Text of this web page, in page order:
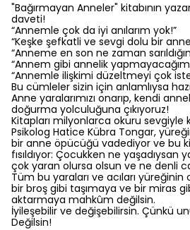
"Bağırmayan Anneler" kitabının
daveti!
“Annemle çok da iyi anılarım yok!”
“Keşke şefkatli ve sevgi dolu bir
“Anneme en son ne zaman
“Annem gibi annelik
“Annemle ilişkimi düzeltmeyi çok
Bu cümleler sizin için anlamlıysa
Anne yaralarımızı onarıp, kendi
doğurma yolculuğuna çıkıyoruz!
Kitapları milyonlarca okuru sevgiyle
Psikolog Hatice Kübra Tongar,
bir anne öpücüğü vadediyor ve bu
fısıldıyor: Çocukken ne yaşadıysan
çok yaran olursa olsun ve ne denli
Tüm bu yaraları ve acıları yüreğinin
bir broş gibi taşımaya ve bir miras
aktarmaya mahkûm değilsin.
İyileşebilir ve değişebilirsin. Çünkü
Değilsin!